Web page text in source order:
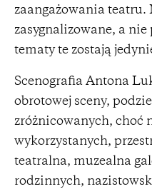
zaangażowania teatru.
zasygnalizowane, a nie
tematy te zostają
Scenografia Antona
obrotowej sceny,
zróżnicowanych, choć
wykorzystanych,
teatralna, muzealna
rodzinnych,